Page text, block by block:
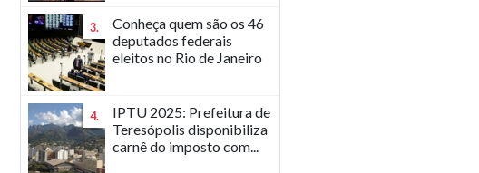
3.
Conheça quem são os 46
deputados federais
eleitos no Rio de Janeiro
4.
IPTU 2025: Prefeitura de
Teresópolis disponibiliza
carnê do imposto com...